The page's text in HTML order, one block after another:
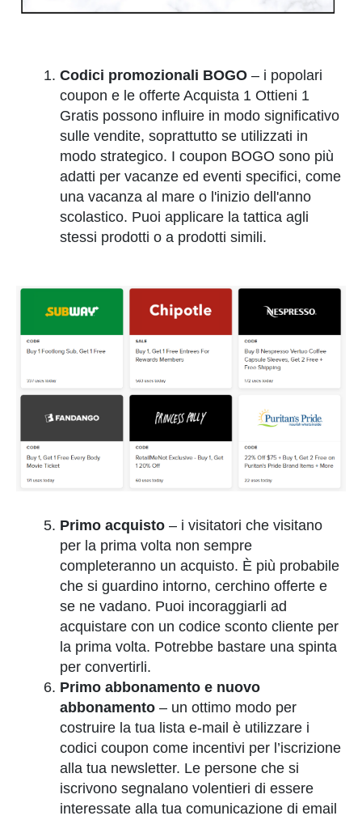
Codici promozionali BOGO – i popolari
coupon e le offerte Acquista 1 Ottieni 1
Gratis possono influire in modo significativo
sulle vendite, soprattutto se utilizzati in
modo strategico. I coupon BOGO sono più
adatti per vacanze ed eventi specifici, come
una vacanza al mare o l'inizio dell'anno
scolastico. Puoi applicare la tattica agli
stessi prodotti o a prodotti simili.
Primo acquisto – i visitatori che visitano
per la prima volta non sempre
completeranno un acquisto. È più probabile
che si guardino intorno, cerchino offerte e
se ne vadano. Puoi incoraggiarli ad
acquistare con un codice sconto cliente per
la prima volta. Potrebbe bastare una spinta
per convertirli.
Primo abbonamento e nuovo
abbonamento – un ottimo modo per
costruire la tua lista e-mail è utilizzare i
codici coupon come incentivi per l’iscrizione
alla tua newsletter. Le persone che si
iscrivono segnalano volentieri di essere
interessate alla tua comunicazione di email